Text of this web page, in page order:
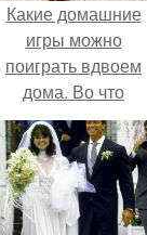
Какие домашние
игры можно
поиграть вдвоем
дома. Во что
поиграть с другом
дома